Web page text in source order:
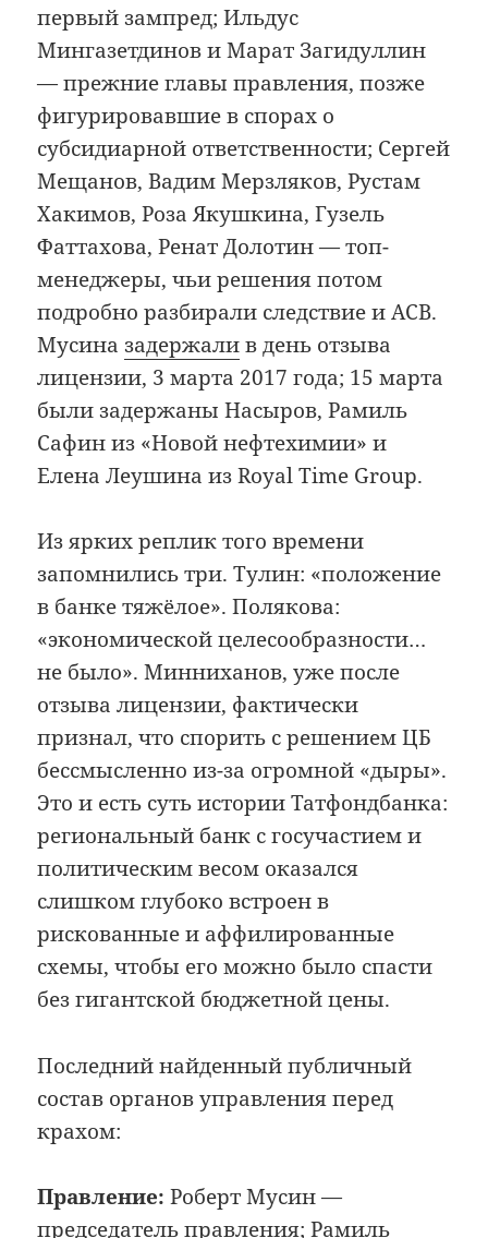
первый зампред; Ильдус
Мингазетдинов и Марат Загидуллин
— прежние главы правления, позже
фигурировавшие в спорах о
субсидиарной ответственности; Сергей
Мещанов, Вадим Мерзляков, Рустам
Хакимов, Роза Якушкина, Гузель
Фаттахова, Ренат Долотин — топ-
менеджеры, чьи решения потом
подробно разбирали следствие и АСВ.
Мусиназадержалив день отзыва
лицензии, 3 марта 2017 года; 15 марта
были задержаны Насыров, Рамиль
Сафин из «Новой нефтехимии» и
Елена Леушина из Royal Time Group.
Из ярких реплик того времени
запомнились три. Тулин: «положение
в банке тяжёлое». Полякова:
«экономической целесообразности…
не было». Минниханов, уже после
отзыва лицензии, фактически
признал, что спорить с решением ЦБ
бессмысленно из-за огромной «дыры».
Это и есть суть истории Татфондбанка:
региональный банк с госучастием и
политическим весом оказался
слишком глубоко встроен в
рискованные и аффилированные
схемы, чтобы его можно было спасти
без гигантской бюджетной цены.
Последний найденный публичный
состав органов управления перед
крахом:
Правление: Роберт Мусин —
председатель правления; Рамиль